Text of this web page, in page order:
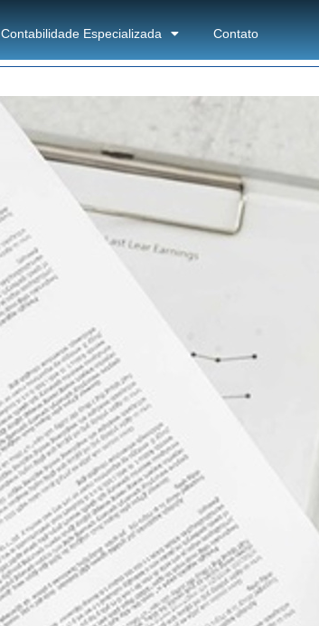
Contabilidade Especializada Contato